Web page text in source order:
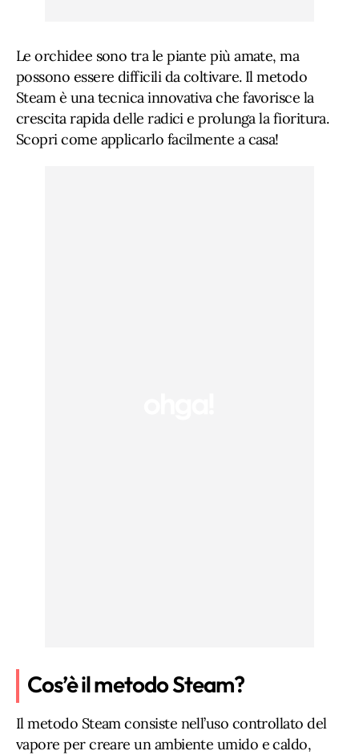
Le orchidee sono tra le piante più amate, ma
possono essere difficili da coltivare. Il metodo
Steam è una tecnica innovativa che favorisce la
crescita rapida delle radici e prolunga la fioritura.
Scopri come applicarlo facilmente a casa!
Cos’è il metodo Steam?
Il metodo Steam consiste nell’uso controllato del
vapore per creare un ambiente umido e caldo,